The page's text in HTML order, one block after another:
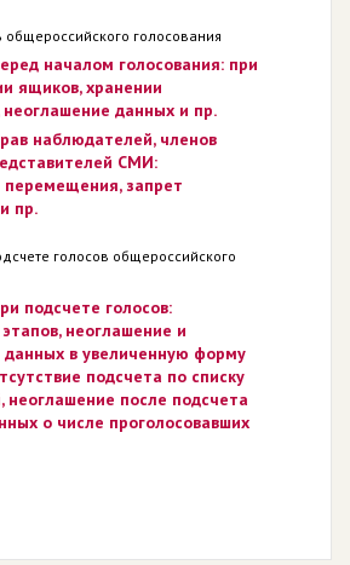
голосования
началом голосования: при
ящиков, хранении
данных и пр.
наблюдателей, членов
СМИ:
перемещения, запрет
пр.
голосов общероссийского
подсчете голосов:
неоглашение и
данных в увеличенную форму
подсчета по списку
неоглашение после подсчета
о числе проголосовавших